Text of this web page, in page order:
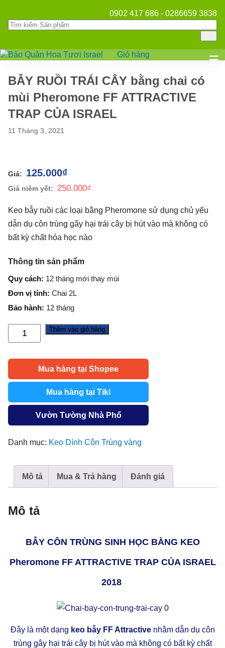
0902 417 686 - 0286659 3838
☰
Giỏ hàng
BẪY RUỒI TRÁI CÂY bằng chai có
mùi Pheromone FF ATTRACTIVE
TRAP CỦA ISRAEL
11 Tháng 3, 2021
250.000₫
125.000₫
Keo bẫy ruồi các loại bằng Pheromone sử dụng chủ yếu
dẫn dụ côn trùng gây hại trái cây bị hút vào mà không có
bất kỳ chất hóa học nào
Thông tin sản phẩm
Quy cách: 12 tháng mới thay mùi
Đơn vị tính: Chai 2L
Bảo hành: 12 tháng
BẪY
RUỒI
TRÁI
bằng
chai
mùi
Pheromone
ATTRACTIVE
TRAP
ISRAEL
Thêm vào giỏ hàng
Mua hàng tại Shopee
Mua hàng tại Tiki
Vườn Tường Nhà Phố
Danh mục: Keo Dính Côn Trùng vàng
Mô tả Mua & Trả hàng Đánh giá
Mô tả
BẪY CÔN TRÙNG SINH HỌC BẰNG KEO
Pheromone FF ATTRACTIVE TRAP CỦA ISRAEL
2018
Đây là một dạng keo bẫy FF Attractivenhằm dẫn dụ côn
trùng gây hại trái cây bị hút vào mà không có bất kỳ chất